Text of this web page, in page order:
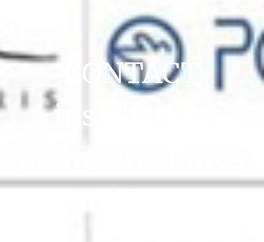
CONTACT
installation